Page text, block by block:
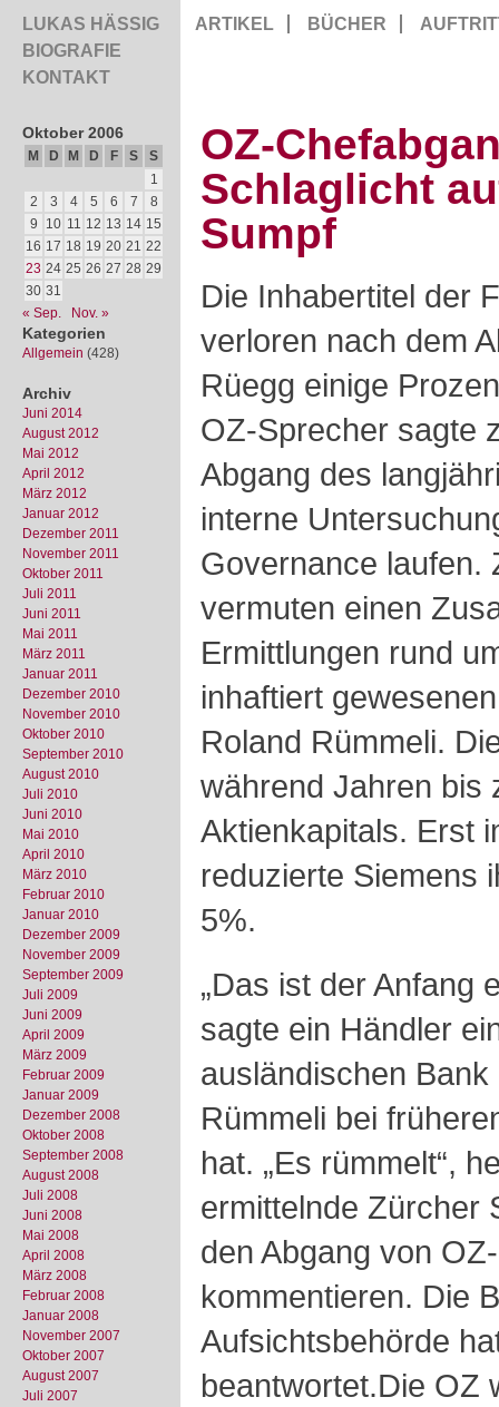
LUKAS HÄSSIG
BIOGRAFIE
KONTAKT
ARTIKEL BÜCHER
Oktober 2006
M D M D F S
S
1
2
3 4 5 6 7
8
9
10 11 12 13 14 15
16 17 18 19 20 21 22
23 24 25 26 27 28 29
30 31
« Sep.
Nov. »
Kategorien
Allgemein (428)
Archiv
Juni 2014
August 2012
Mai 2012
April 2012
März 2012
Januar 2012
Dezember 2011
November 2011
Oktober 2011
Juli 2011
Juni 2011
Mai 2011
März 2011
Januar 2011
Dezember 2010
November 2010
Oktober 2010
September 2010
August 2010
Juli 2010
Juni 2010
Mai 2010
April 2010
März 2010
Februar 2010
Januar 2010
Dezember 2009
November 2009
September 2009
Juli 2009
Juni 2009
April 2009
März 2009
Februar 2009
Januar 2009
Dezember 2008
Oktober 2008
September 2008
August 2008
Juli 2008
Juni 2008
Mai 2008
April 2008
März 2008
Februar 2008
Januar 2008
November 2007
Oktober 2007
August 2007
Juli 2007
OZ-
Schlaglicht
Sumpf
Die Inhabertitel der
verloren nach dem
Rüegg einige
OZ-Sprecher sagte
Abgang des
interne
Governance laufen.
vermuten einen
Ermittlungen rund
inhaftiert
Roland Rümmeli.
während Jahren bis
Aktienkapitals. Erst
reduzierte Siemens
5%.
„Das ist der Anfang
sagte ein Händler
ausländischen
Rümmeli bei
hat. „Es rümmelt“,
ermittelnde Zürcher
den Abgang von
kommentieren. Die
Aufsichtsbehörde
beantwortet.Die OZ